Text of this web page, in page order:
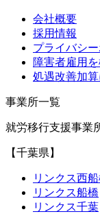
会社概要
採用情報
プライバシ
障害者雇用
処遇改善加
事業所一覧
就労移行支援事業
【千葉県】
リンクス西
リンクス船橋
リンクス千葉